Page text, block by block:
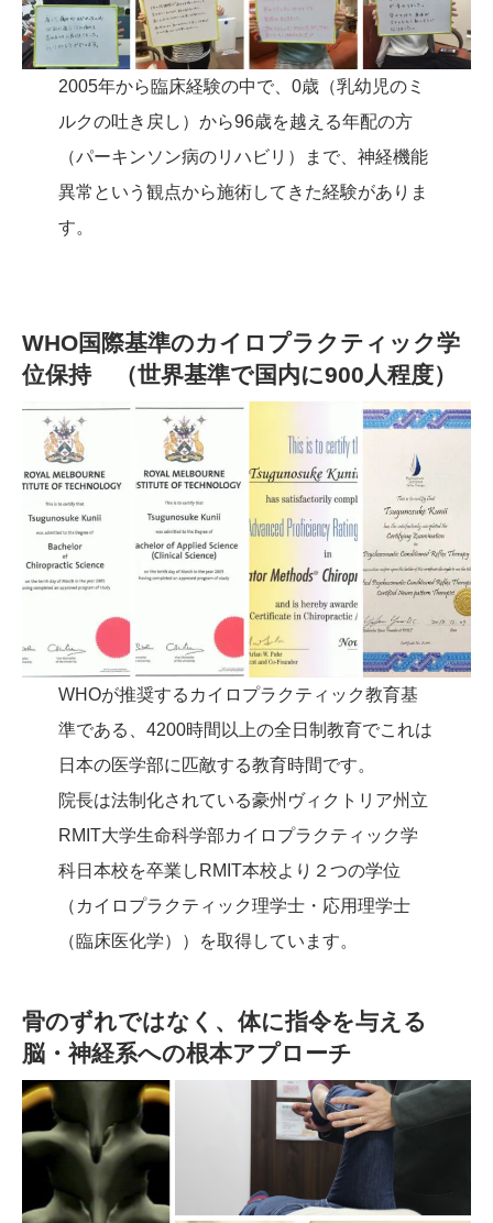
2005年から臨床経験の中で、0歳（乳幼児のミ
ルクの吐き戻し）から96歳を越える年配の方
（パーキンソン病のリハビリ）まで、神経機能
異常という観点から施術してきた経験がありま
す。
WHO国際基準のカイロプラクティック学
位保持 （世界基準で国内に900人程度）
WHOが推奨するカイロプラクティック教育基
準である、4200時間以上の全日制教育でこれは
日本の医学部に匹敵する教育時間です。
院長は法制化されている豪州ヴィクトリア州立
RMIT大学生命科学部カイロプラクティック学
科日本校を卒業しRMIT本校より２つの学位
（カイロプラクティック理学士・応用理学士
（臨床医化学））を取得しています。
骨のずれではなく、体に指令を与える
脳・神経系への根本アプローチ